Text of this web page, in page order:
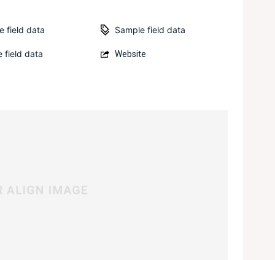
field data Sample field data
field data Website